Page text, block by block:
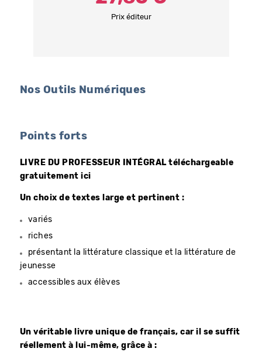
Prix éditeur
Nos Outils Numériques
Points forts
LIVRE DU PROFESSEUR INTÉGRAL téléchargeable
gratuitement ici
Un choix de textes large et pertinent :
variés
riches
présentant la littérature classique et la littérature de
jeunesse
accessibles aux élèves
Un véritable livre unique de français, car il se suffit
réellement à lui-même, grâce à :